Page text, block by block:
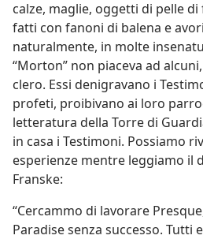
calze, maglie, oggetti di pelle
fatti con fanoni di balena e
naturalmente, in molte
“Morton” non piaceva ad
clero. Essi denigravano i
profeti, proibivano ai loro
letteratura della Torre di
in casa i Testimoni. Possiamo
esperienze mentre leggiamo il
Franske:
“Cercammo di lavorare
Paradise senza successo. Tutti